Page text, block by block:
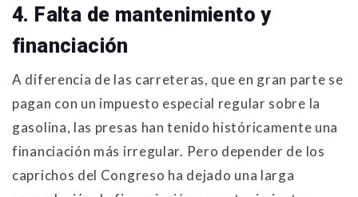
4. Falta de mantenimiento y
financiación
A diferencia de las carreteras, que en gran parte se
pagan con un impuesto especial regular sobre la
gasolina, las presas han tenido históricamente una
financiación más irregular. Pero depender de los
caprichos del Congreso ha dejado una larga